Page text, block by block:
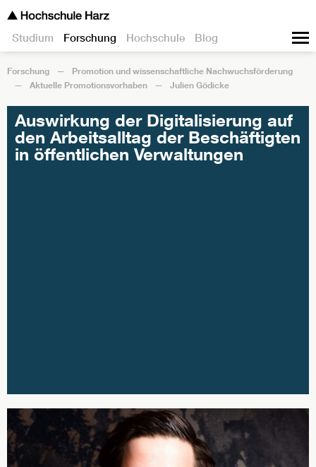
Studium Forschung Hochschule Blog
Forschung
Promotion und wissenschaftliche Nachwuchsförderung
Aktuelle Promotionsvorhaben
Julien Gödicke
Auswirkung der Digitalisierung auf
den Arbeitsalltag der Beschäftigten
in öffentlichen Verwaltungen